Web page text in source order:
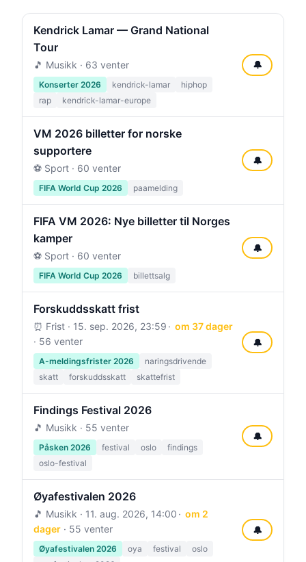
Kendrick Lamar — Grand National
Tour
🎵 Musikk · 63 venter
Konserter 2026 kendrick-lamar
hiphop
rap
kendrick-lamar-europe
🔔
VM 2026 billetter for norske
supportere
⚽ Sport · 60 venter
FIFA World Cup 2026 paamelding
🔔
FIFA VM 2026: Nye billetter til Norges
kamper
⚽ Sport · 60 venter
FIFA World Cup 2026 billettsalg
🔔
Forskuddsskatt frist
⏰ Frist · 15. sep. 2026, 23:59
om 37 dager
· 56 venter
A-meldingsfrister 2026
naringsdrivende
skatt
forskuddsskatt skattefrist
🔔
Findings Festival 2026
🎵 Musikk · 55 venter
Påsken 2026 festival oslo
findings
oslo-festival
🔔
Øyafestivalen 2026
🎵 Musikk · 11. aug. 2026, 14:00
om 2
dager · 55 venter
Øyafestivalen 2026 oya festival
oslo
🔔